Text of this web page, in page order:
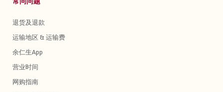
退货及退款
运输地区 & 运输费
余仁生App
营业时间
网购指南